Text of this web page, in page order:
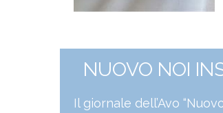
NUOVO NOI
Il giornale dell’Avo